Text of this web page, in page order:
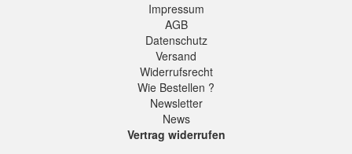
Impressum
AGB
Datenschutz
Versand
Widerrufsrecht
Wie Bestellen ?
Newsletter
News
Vertrag widerrufen